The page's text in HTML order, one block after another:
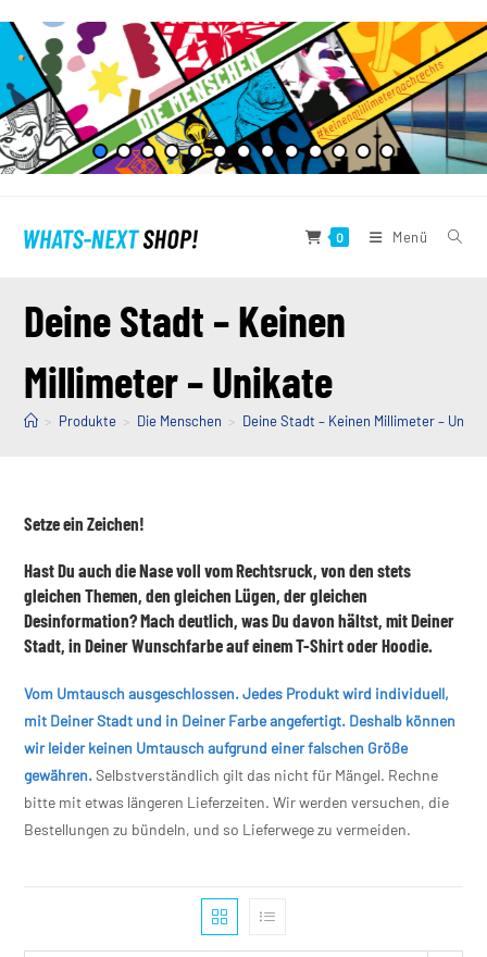
Inhalt
springen
0 Menü
Deine Stadt – Keinen
Millimeter – Unikate
> Produkte > Die Menschen > Deine Stadt – Keinen Millimeter –
Setze ein Zeichen!
Hast Du auch die Nase voll vom Rechtsruck, von den stets
gleichen Themen, den gleichen Lügen, der gleichen
Desinformation? Mach deutlich, was Du davon hältst, mit Deiner
Stadt, in Deiner Wunschfarbe auf einem T-Shirt oder Hoodie.
Vom Umtausch ausgeschlossen. Jedes Produkt wird individuell,
mit Deiner Stadt und in Deiner Farbe angefertigt. Deshalb können
wir leider keinen Umtausch aufgrund einer falschen Größe
gewähren.Selbstverständlich gilt das nicht für Mängel. Rechne
bitte mit etwas längeren Lieferzeiten. Wir werden versuchen, die
Bestellungen zu bündeln, und so Lieferwege zu vermeiden.